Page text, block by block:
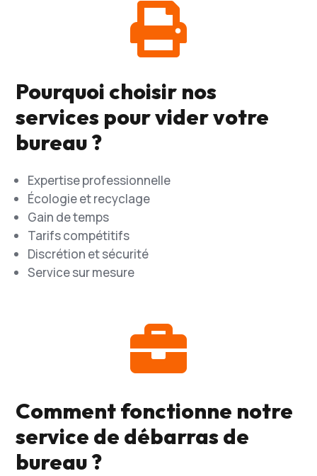

Pourquoi choisir nos
services pour vider votre
bureau ?
Expertise professionnelle
Écologie et recyclage
Gain de temps
Tarifs compétitifs
Discrétion et sécurité
Service sur mesure

Comment fonctionne notre
service de débarras de
bureau ?